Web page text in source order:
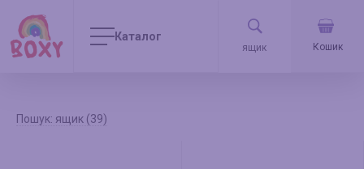
Каталог
Кошик
Пошук: ящик (39)